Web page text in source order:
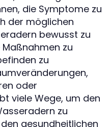
die Symptome zu
der möglichen
bewusst zu
zu
zu
oder
viele Wege, um den
zu
gesundheitlichen